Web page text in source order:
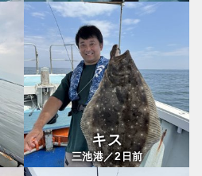
キス
三池港／2 日前